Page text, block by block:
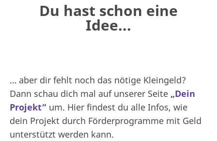
Du hast schon eine
Idee...
… aber dir fehlt noch das nötige Kleingeld?
Dann schau dich mal auf unserer Seite „Dein
Projekt“ um. Hier findest du alle Infos, wie
dein Projekt durch Förderprogramme mit Geld
unterstützt werden kann.